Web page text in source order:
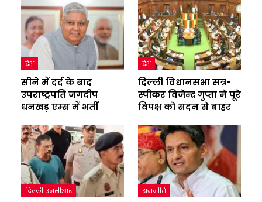
देश
सीने में दर्द के बाद
उपराष्ट्रपति जगदीप
धनखड़ एम्स में भर्ती
देश
दिल्ली विधानसभा सत्र-
स्पीकर विजेन्द्र गुप्ता ने पूरे
विपक्ष को सदन से बाहर
दिल्ली एनसीआर राजनीति